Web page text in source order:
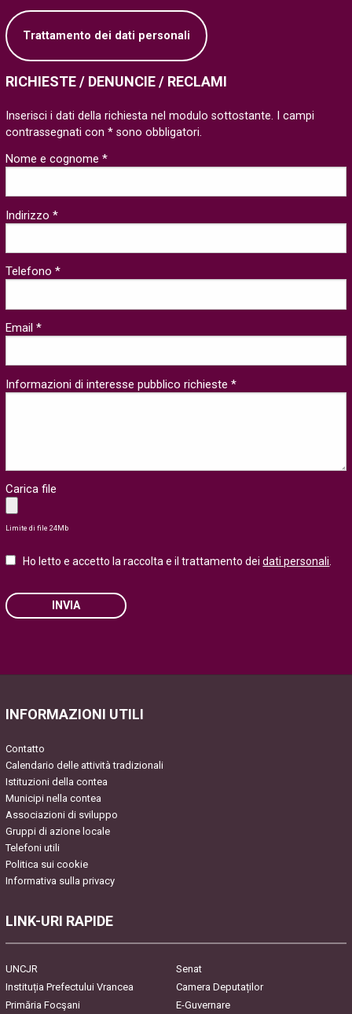
Trattamento dei dati personali
RICHIESTE / DENUNCIE / RECLAMI
Inserisci i dati della richiesta nel modulo sottostante. I campi
contrassegnati con * sono obbligatori.
Nome e cognome *
Indirizzo *
Telefono *
Email *
Informazioni di interesse pubblico richieste *
Carica file
Limite di file 24Mb
Ho letto e accetto la raccolta e il trattamento deidati personali.
INVIA
empty.
INFORMAZIONI UTILI
Contatto
Calendario delle attività tradizionali
Istituzioni della contea
Municipi nella contea
Associazioni di sviluppo
Gruppi di azione locale
Telefoni utili
Politica sui cookie
Informativa sulla privacy
LINK-URI RAPIDE
UNCJR
Senat
Instituția Prefectului Vrancea
Camera Deputaților
Primăria Focşani
E-Guvernare